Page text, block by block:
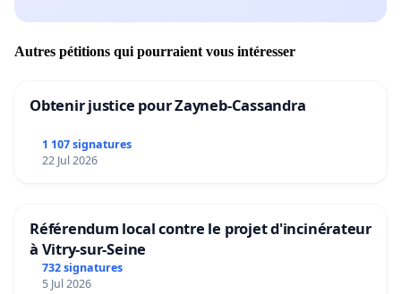
Autres pétitions qui pourraient vous intéresser
Obtenir justice pour Zayneb-Cassandra
1 107 signatures
22 Jul 2026
Référendum local contre le projet d'incinérateur
à Vitry-sur-Seine
732 signatures
5 Jul 2026